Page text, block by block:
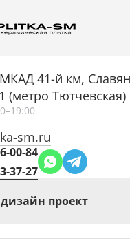
41-й км,
(метро Тютчевская)
sm.ru
00-84
37-27
проект